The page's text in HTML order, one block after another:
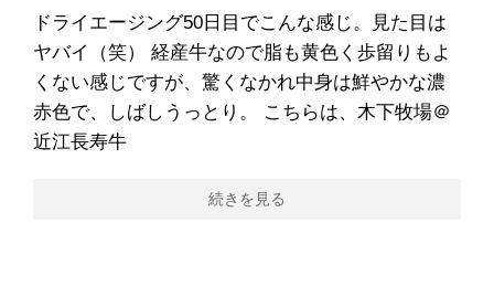
ドライエージング50日目でこんな感じ。見た目は
ヤバイ（笑） 経産牛なので脂も黄色く歩留りもよ
くない感じですが、驚くなかれ中身は鮮やかな濃
赤色で、しばしうっとり。 こちらは、木下牧場＠
近江長寿牛
続きを見る